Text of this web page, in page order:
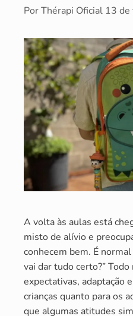
PorThérapi Oficial 13
A volta às aulas está
misto de alívio e
conhecem bem. É
vai dar tudo certo?”
expectativas, adaptação
crianças quanto para os
que algumas atitudes